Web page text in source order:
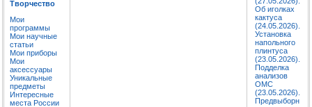
Творчество
Мои
программы
Мои научные
статьи
Мои приборы
Мои
аксессуары
Уникальные
предметы
Интересные
места России
Об иголках
кактуса
(24.05.2026).
Установка
напольного
плинтуса
(23.05.2026).
Подделка
анализов
ОМС
(23.05.2026).
Предвыборн